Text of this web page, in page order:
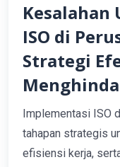
Kesalahan
ISO di
Strategi
Implementasi ISO
tahapan strategis
efisiensi kerja,